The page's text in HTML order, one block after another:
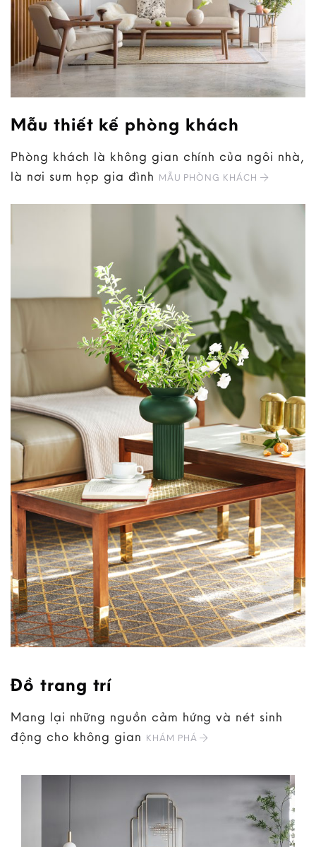
Mẫu thiết kế phòng khách
Phòng khách là không gian chính của ngôi nhà,
là nơi sum họp gia đình MẪU PHÒNG KHÁCH
Đồ trang trí
Mang lại những nguồn cảm hứng và nét sinh
động cho không gian KHÁM PHÁ